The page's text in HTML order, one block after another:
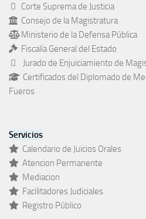
Corte Suprema de Justicia
Consejo de la Magistratura
Ministerio de la Defensa Pública
Fiscalía General del Estado
Jurado de Enjuiciamiento de
Certificados del Diplomado de
Fueros
Servicios
Calendario de Juicios Orales
Atencion Permanente
Mediacion
Facilitadores Judiciales
Registro Público